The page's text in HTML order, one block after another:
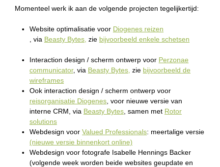
Momenteel werk ik aan de volgende projecten tegelijkertijd:
Website optimalisatie voor Diogenes reizen
, via Beasty Bytes, zie bijvoorbeeld enkele schetsen
Interaction design / scherm ontwerp voor Perzonae
communicator, via Beasty Bytes, zie bijvoorbeeld de
wireframes
Ook interaction design / scherm ontwerp voor
reisorganisatie Diogenes , voor nieuwe versie van
interne CRM, via Beasty Bytes , samen met Rotor
solutions
Webdesign voor Valued Professionals: meertalige versie
(nieuwe versie binnenkort online)
Webdesign voor fotografe Isabelle Hennings Backer
(volgende week worden beide websites geupdate en